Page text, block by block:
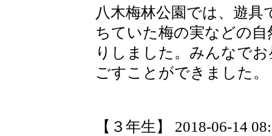
八木梅林公園では、遊
ちていた梅の実などの
りしました。みんなで
ごすことができました。
【３年生】 2018-06-14